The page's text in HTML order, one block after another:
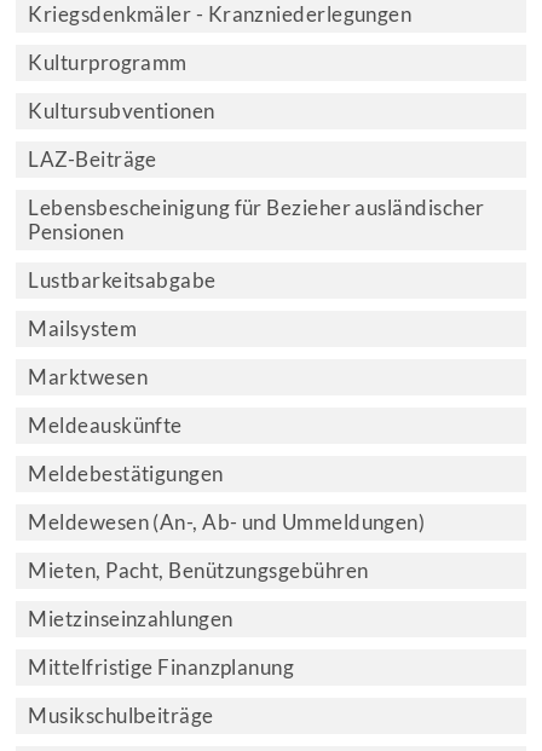
Kriegsdenkmäler - Kranzniederlegungen
Kulturprogramm
Kultursubventionen
LAZ-Beiträge
Lebensbescheinigung für Bezieher ausländischer
Pensionen
Lustbarkeitsabgabe
Mailsystem
Marktwesen
Meldeauskünfte
Meldebestätigungen
Meldewesen (An-, Ab- und Ummeldungen)
Mieten, Pacht, Benützungsgebühren
Mietzinseinzahlungen
Mittelfristige Finanzplanung
Musikschulbeiträge